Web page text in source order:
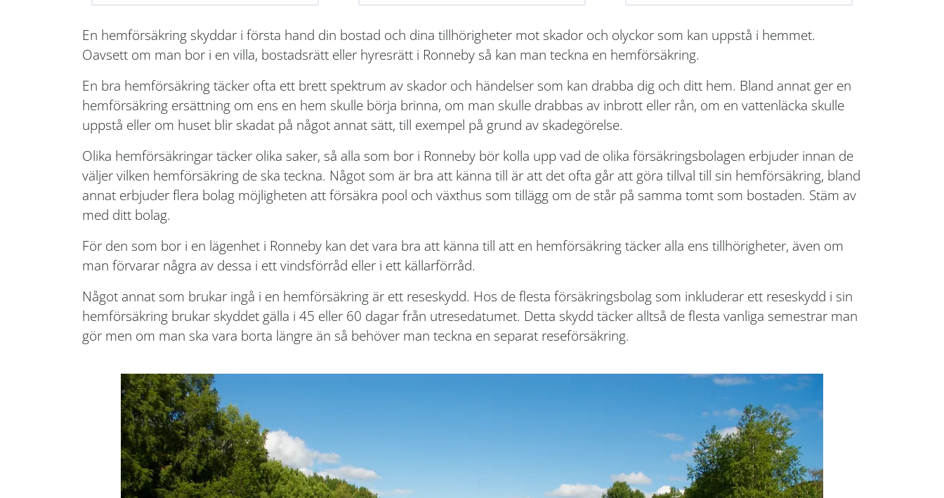
En hemförsäkring skyddar i första hand din bostad och dina tillhörigheter mot skador och olyckor som kan uppstå i hemmet.
Oavsett om man bor i en villa, bostadsrätt eller hyresrätt i Ronneby så kan man teckna en hemförsäkring.
En bra hemförsäkring täcker ofta ett brett spektrum av skador och händelser som kan drabba dig och ditt hem. Bland annat ger en
hemförsäkring ersättning om ens en hem skulle börja brinna, om man skulle drabbas av inbrott eller rån, om en vattenläcka skulle
uppstå eller om huset blir skadat på något annat sätt, till exempel på grund av skadegörelse.
Olika hemförsäkringar täcker olika saker, så alla som bor i Ronneby bör kolla upp vad de olika försäkringsbolagen erbjuder innan de
väljer vilken hemförsäkring de ska teckna. Något som är bra att känna till är att det ofta går att göra tillval till sin hemförsäkring, bland
annat erbjuder flera bolag möjligheten att försäkra pool och växthus som tillägg om de står på samma tomt som bostaden. Stäm av
med ditt bolag.
För den som bor i en lägenhet i Ronneby kan det vara bra att känna till att en hemförsäkring täcker alla ens tillhörigheter, även om
man förvarar några av dessa i ett vindsförråd eller i ett källarförråd.
Något annat som brukar ingå i en hemförsäkring är ett reseskydd. Hos de flesta försäkringsbolag som inkluderar ett reseskydd i sin
hemförsäkring brukar skyddet gälla i 45 eller 60 dagar från utresedatumet. Detta skydd täcker alltså de flesta vanliga semestrar man
gör men om man ska vara borta längre än så behöver man teckna en separat reseförsäkring.